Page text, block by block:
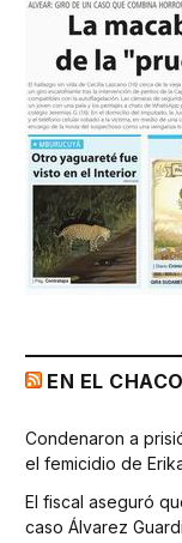
EN EL CHACO
Condenaron a
el femicidio de
El fiscal aseguró
caso Álvarez